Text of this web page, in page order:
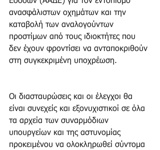
ανασφάλιστων οχημάτων και την
καταβολή των αναλογούντων
προστίμων από τους ιδιοκτήτες που
δεν έχουν φροντίσει να ανταποκριθούν
στη συγκεκριμένη υποχρέωση.
Οι διασταυρώσεις και οι έλεγχοι θα
είναι συνεχείς και εξονυχιστικοί σε όλα
τα αρχεία των συναρμόδιων
υπουργείων και της αστυνομίας
προκειμένου να ολοκληρωθεί σύντομα